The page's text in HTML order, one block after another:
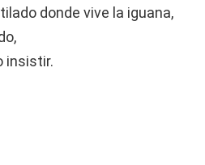
donde vive la iguana,
insistir.